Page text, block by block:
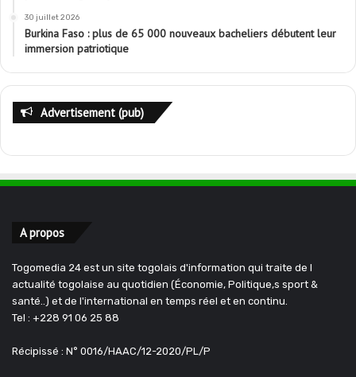
30 juillet 2026
Burkina Faso : plus de 65 000 nouveaux bacheliers débutent leur
immersion patriotique
Advertisement (pub)
A propos
Togomedia 24 est un site togolais d'information qui traite de l
actualité togolaise au quotidien (Économie, Politique,s sport &
santé..) et de l'international en temps réel et en continu.
Tel : +228 91 06 25 88
Récipissé : N° 0016/HAAC/12-2020/PL/P